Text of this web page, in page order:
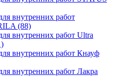
внутренних работ
(88)
внутренних работ Ultra
внутренних работ Кнауф
внутренних работ Лакра